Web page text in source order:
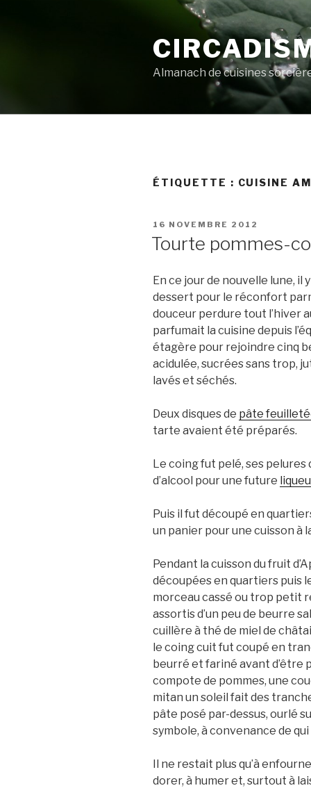
Almanach de cuisines
ÉTIQUETTE : CUISINE
PUBLIÉ
16 NOVEMBRE 2012
Tourte pommes-
En ce jour de nouvelle lune, il
dessert pour le réconfort
douceur perdure tout l’hiver
parfumait la cuisine depuis
étagère pour rejoindre cinq
acidulée, sucrées sans trop,
lavés et séchés.
Deux disques de pâte
tarte avaient été préparés.
Le coing fut pelé, ses
d’alcool pour une future
Puis il fut découpé en
un panier pour une cuisson à
Pendant la cuisson du fruit
découpées en quartiers puis
morceau cassé ou trop petit
assortis d’un peu de beurre
cuillère à thé de miel de
le coing cuit fut coupé en
beurré et fariné avant d’être
compote de pommes, une
mitan un soleil fait des
pâte posé par-dessus, ourlé
symbole, à convenance de
Il ne restait plus qu’à
dorer, à humer et, surtout à